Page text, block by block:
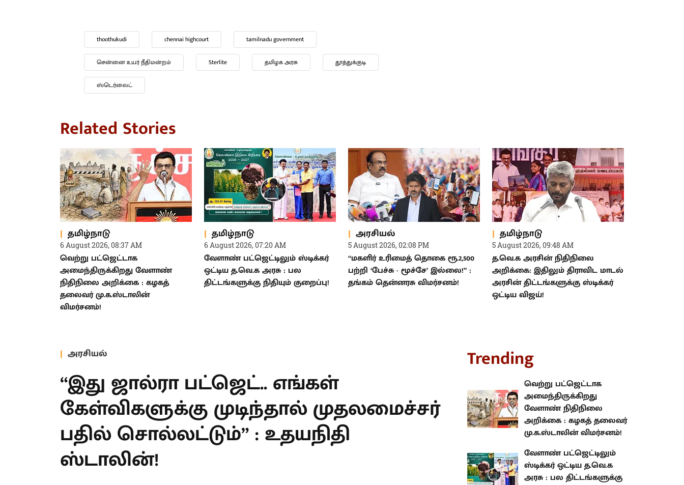
thoothukudi chennai highcourt tamilnadu government
சென்னை உயர் நீதிமன்றம் Sterlite தமிழக அரசு தூத்துக்குடி
ஸ்டெர்லைட்
Related Stories
தமிழ்நாடு
6 August 2026, 08:37 AM
வெற்று பட்ஜெட்டாக
அமைந்திருக்கிறது வேளாண்
நிதிநிலை அறிக்கை : கழகத்
தலைவர் மு.க.ஸ்டாலின்
விமர்சனம்!
தமிழ்நாடு
6 August 2026, 07:20 AM
வேளாண் பட்ஜெட்டிலும் ஸ்டிக்கர்
ஒட்டிய த.வெ.க அரசு : பல
திட்டங்களுக்கு நிதியும் குறைப்பு!
அரசியல்
5 August 2026, 02:08 PM
“மகளிர் உரிமைத் தொகை ரூ.2,500
பற்றி ‘பேச்சு - மூச்சே’ இல்லை!” :
தங்கம் தென்னரசு விமர்சனம்!
தமிழ்நாடு
5 August 2026, 09:48 AM
த.வெ.க அரசின் நிதிநிலை
அறிக்கை: இதிலும் திராவிட மாடல்
அரசின் திட்டங்களுக்கு ஸ்டிக்கர்
ஒட்டிய விஜய்!
அரசியல்
“இது ஜால்ரா பட்ஜெட்.. எங்கள்
கேள்விகளுக்கு முடிந்தால்
முதலமைச்சர் பதில் சொல்லட்டும்” :
உதயநிதி ஸ்டாலின்!
Trending
வெற்று பட்ஜெட்டாக
அமைந்திருக்கிறது வேளாண்
நிதிநிலை அறிக்கை : கழகத்
தலைவர் மு.க.ஸ்டாலின்
விமர்சனம்!
வேளாண் பட்ஜெட்டிலும் ஸ்டிக்கர்
ஒட்டிய த.வெ.க அரசு : பல
திட்டங்களுக்கு நிதியும் குறைப்பு!